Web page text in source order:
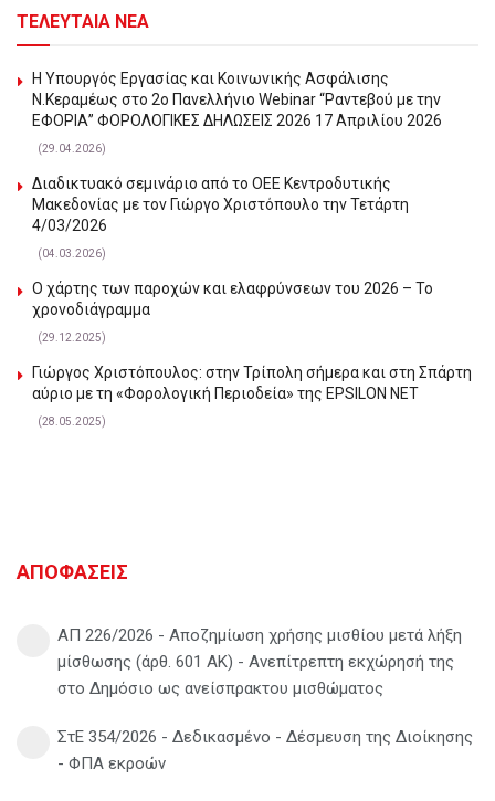
ΤΕΛΕΥΤΑΙΑ ΝΕΑ
Η Υπουργός Εργασίας και Κοινωνικής Ασφάλισης
Ν.Κεραμέως στο 2o Πανελλήνιο Webinar “Ραντεβού με την
ΕΦΟΡΙΑ” ΦΟΡΟΛΟΓΙΚΕΣ ΔΗΛΩΣΕΙΣ 2026 17 Απριλίου 2026
(29.04.2026)
Διαδικτυακό σεμινάριο από το ΟΕΕ Κεντροδυτικής
Μακεδονίας με τον Γιώργο Χριστόπουλο την Τετάρτη
4/03/2026
(04.03.2026)
Ο χάρτης των παροχών και ελαφρύνσεων του 2026 – Το
χρονοδιάγραμμα
(29.12.2025)
Γιώργος Χριστόπουλος: στην Τρίπολη σήμερα και στη Σπάρτη
αύριο με τη «Φορολογική Περιοδεία» της EPSILON NET
(28.05.2025)
ΑΠΟΦΑΣΕΙΣ
ΑΠ 226/2026 - Αποζημίωση χρήσης μισθίου μετά λήξη
μίσθωσης (άρθ. 601 ΑΚ) - Ανεπίτρεπτη εκχώρησή της
στο Δημόσιο ως ανείσπρακτου μισθώματος
ΣτΕ 354/2026 - Δεδικασμένο - Δέσμευση της Διοίκησης
- ΦΠΑ εκροών